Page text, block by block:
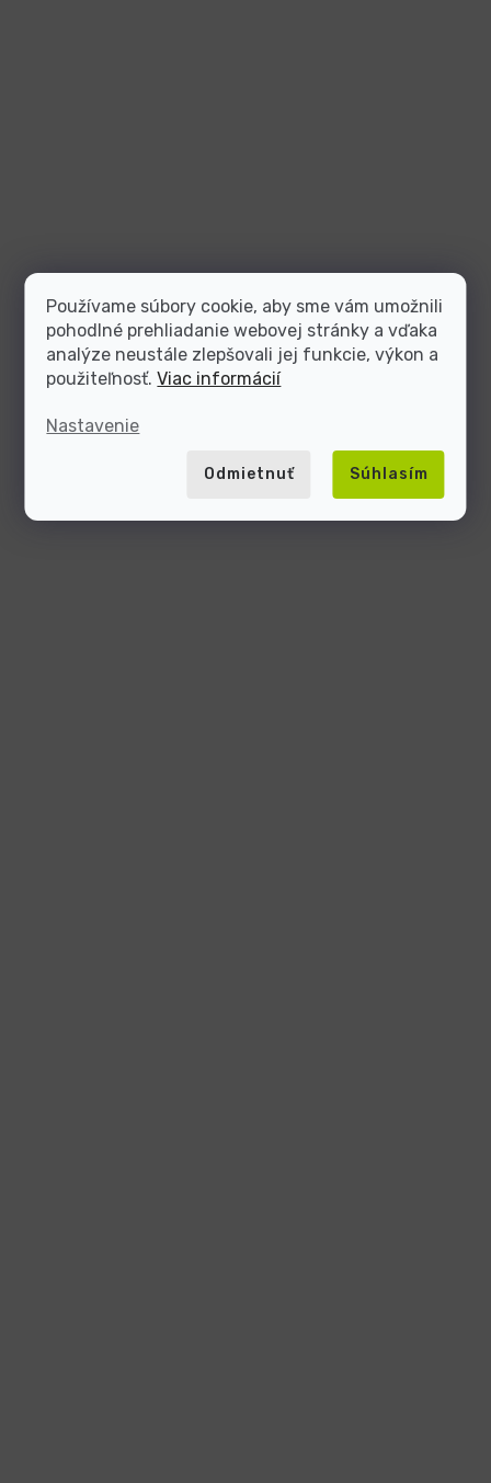
Používame súbory cookie, aby sme vám umožnili
pohodlné prehliadanie webovej stránky a vďaka
analýze neustále zlepšovali jej funkcie, výkon a
použiteľnosť.Viac informácií
Nastavenie
Odmietnuť Súhlasím